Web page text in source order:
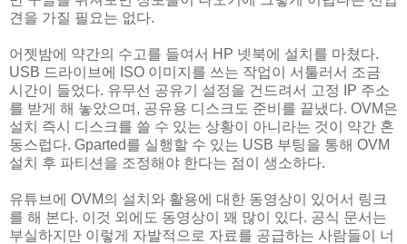
견을 가질 필요는 없다.
어젯밤에 약간의 수고를 들여서 HP 넷북에 설치를 마쳤다.
USB 드라이브에 ISO 이미지를 쓰는 작업이 서툴러서 조금
시간이 들었다. 유무선 공유기 설정을 건드려서 고정 IP 주소
를 받게 해 놓았으며, 공유용 디스크도 준비를 끝냈다. OVM은
설치 즉시 디스크를 쓸 수 있는 상황이 아니라는 것이 약간 혼
동스럽다. Gparted를 실행할 수 있는 USB 부팅을 통해 OVM
설치 후 파티션을 조정해야 한다는 점이 생소하다.
유튜브에 OVM의 설치와 활용에 대한 동영상이 있어서 링크
를 해 본다. 이것 외에도 동영상이 꽤 많이 있다. 공식 문서는
부실하지만 이렇게 자발적으로 자료를 공급하는 사람들이 너